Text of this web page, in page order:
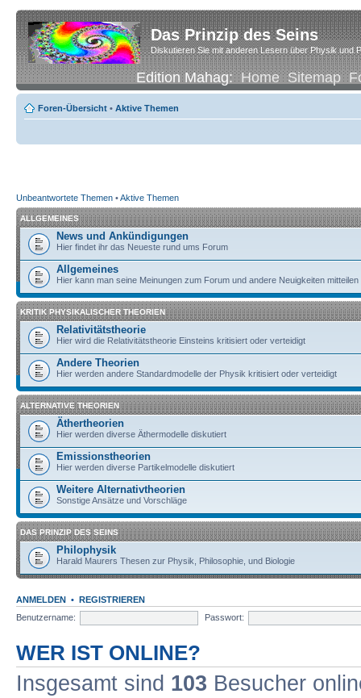
Das Prinzip des Seins
Diskutieren Sie mit anderen Lesern über Physik und
Edition Mahag:Home Sitemap
Foren-Übersicht • Aktive Themen
Unbeantwortete Themen •Aktive Themen
ALLGEMEINES
News und Ankündigungen
Hier findet ihr das Neueste rund ums Forum
Allgemeines
Hier kann man seine Meinungen zum Forum und andere Neuigkeiten mitteilen
KRITIK PHYSIKALISCHER THEORIEN
Relativitätstheorie
Hier wird die Relativitätstheorie Einsteins kritisiert oder verteidigt
Andere Theorien
Hier werden andere Standardmodelle der Physik kritisiert oder verteidigt
ALTERNATIVE THEORIEN
Äthertheorien
Hier werden diverse Äthermodelle diskutiert
Emissionstheorien
Hier werden diverse Partikelmodelle diskutiert
Weitere Alternativtheorien
Sonstige Ansätze und Vorschläge
DAS PRINZIP DES SEINS
Philophysik
Harald Maurers Thesen zur Physik, Philosophie, und Biologie
ANMELDEN • REGISTRIEREN
Benutzername:
Passwort:
WER IST ONLINE?
Insgesamt sind 103 Besucher